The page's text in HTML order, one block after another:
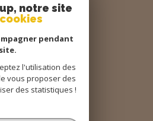
Nous
suivre
Nous
notre site
pendant
l'utilisation des
vous proposer des
des statistiques !